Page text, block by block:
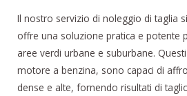
Il nostro servizio di noleggio di taglia
offre una soluzione pratica e potente
aree verdi urbane e suburbane.
motore a benzina, sono capaci di
dense e alte, fornendo risultati di